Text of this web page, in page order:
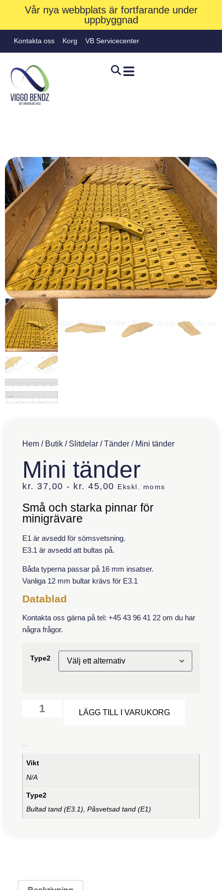
Vår nya webbplats är fortfarande under
uppbyggnad
Kontakta oss Korg VB Servicecenter
Hem / Butik / Slitdelar /Tänder / Mini tänder
Mini tänder
kr. 37,00 - kr. 45,00 Ekskl. moms
Små och starka pinnar för
minigrävare
E1 är avsedd för sömsvetsning.
E3.1 är avsedd att bultas på.
Båda typerna passar på 16 mm insatser.
Vanliga 12 mm bultar krävs för E3.1
Datablad
Kontakta oss gärna på tel: +45 43 96 41 22 om du har
några frågor.
Type2
LÄGG TILL I VARUKORG
Vikt
N/A
Type2
Bultad tand (E3.1), Påsvetsad tand (E1)